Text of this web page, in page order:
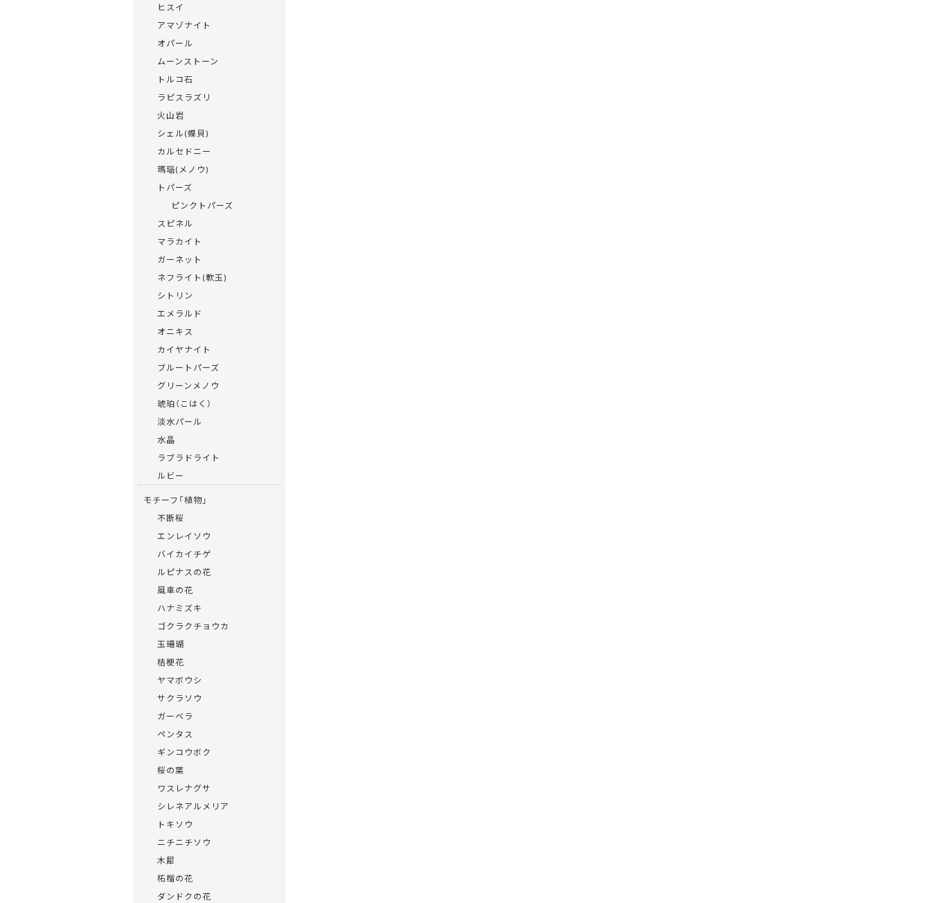
ヒスイ
アマゾナイト
オパール
ムーンストーン
トルコ石
ラピスラズリ
火山岩
シェル(蝶貝)
カルセドニー
瑪瑙(メノウ)
トパーズ
ピンクトパーズ
スピネル
マラカイト
ガーネット
ネフライト(軟玉)
シトリン
エメラルド
オニキス
カイヤナイト
ブルートパーズ
グリーンメノウ
琥珀（こはく）
淡水パール
水晶
ラブラドライト
ルビー
モチーフ「植物」
不断桜
エンレイソウ
バイカイチゲ
ルピナスの花
風車の花
ハナミズキ
ゴクラクチョウカ
玉珊瑚
桔梗花
ヤマボウシ
サクラソウ
ガーベラ
ペンタス
ギンコウボク
桜の葉
ワスレナグサ
シレネアルメリア
トキソウ
ニチニチソウ
木犀
柘榴の花
ダンドクの花